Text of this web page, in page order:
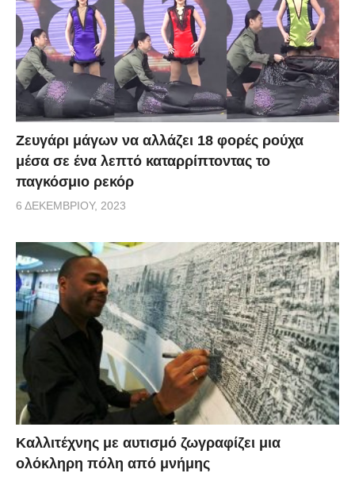
Zευγάρι μάγων να αλλάζει 18 φορές ρούχα
μέσα σε ένα λεπτό καταρρίπτοντας το
παγκόσμιο ρεκόρ
6 ΔΕΚΕΜΒΡΊΟΥ, 2023
Καλλιτέχνης με αυτισμό ζωγραφίζει μια
ολόκληρη πόλη από μνήμης